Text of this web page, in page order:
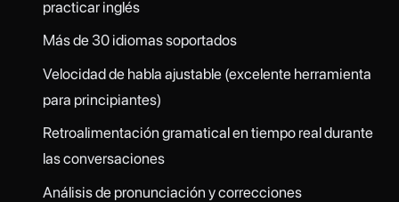
practicar inglés
Más de 30 idiomas soportados
Velocidad de habla ajustable (excelente herramienta
para principiantes)
Retroalimentación gramatical en tiempo real durante
las conversaciones
Análisis de pronunciación y correcciones